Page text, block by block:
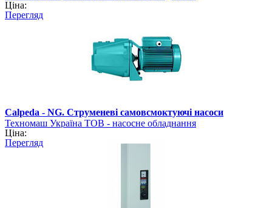
Ціна:
Перегляд
Calpeda - NG. Струменеві самовсмоктуючі насоси
Техномаш Україна ТОВ - насосне обладнання
Ціна:
Перегляд